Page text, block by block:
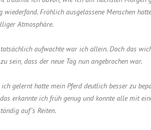
wiederfand. Fröhlich ausgelassene Menschen
Atmosphäre.
aufwachte war ich allein. Doch das
sein, dass der neue Tag nun angebrochen war.
gelernt hatte mein Pferd deutlich besser zu
erkannte ich früh genug und konnte alle mit
auf’s Reiten.